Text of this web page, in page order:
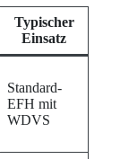
Typischer
Einsatz
Standard-
EFH mit
WDVS